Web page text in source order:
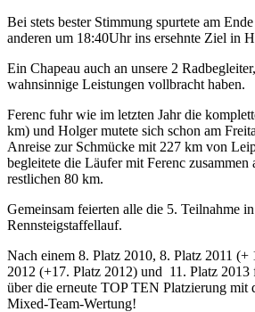
Bei stets bester Stimmung spurtete am
anderen um 18:40Uhr ins ersehnte Ziel in
Ein Chapeau auch an unsere 2
wahnsinnige Leistungen vollbracht haben.
Ferenc fuhr wie im letzten Jahr die
km) und Holger mutete sich schon am
Anreise zur Schmücke mit 227 km von
begleitete die Läufer mit Ferenc
restlichen 80 km.
Gemeinsam feierten alle die 5. Teilnahme
Rennsteigstaffellauf.
Nach einem 8. Platz 2010, 8. Platz 2011 (+
2012 (+17. Platz 2012) und 11. Platz 2013
über die erneute TOP TEN Platzierung mit
Mixed-Team-Wertung!